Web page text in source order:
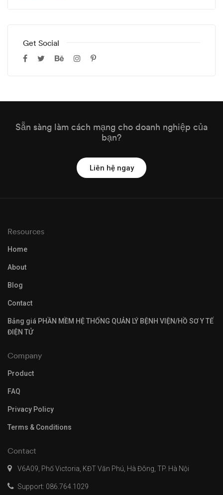
Get Social
Sẵn sàng làm cách mạng cho doanh nghiệp của
bạn?
Liên hệ ngay
Resources
Home
About
Blog
Contact
Bảng giá PHẦN MỀM HỆ THỐNG QUẢN LÝ BỆNH VIỆN/HỒ SƠ Y TẾ
ĐIỆN TỬ
Company
Product
FAQ
Privacy Policy
Terms & Conditions
Contact
V6A09, Phố Victoria, KĐT Văn Phú, Hà Đông, TP. Hà Nội
Support: 086.764.1029